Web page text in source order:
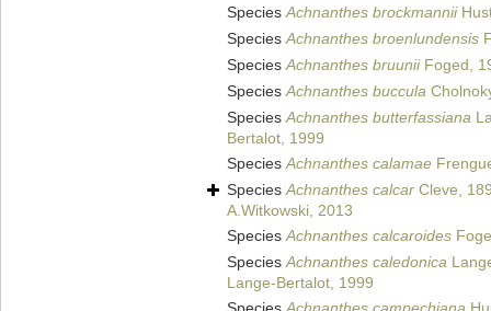
SpeciesAchnanthes brockmannii
SpeciesAchnanthes broenlundensis
SpeciesAchnanthes bruuniiFoged,
SpeciesAchnanthes buccula
SpeciesAchnanthes butterfassiana
Bertalot, 1999
SpeciesAchnanthes calamae
SpeciesAchnanthes calcar Cleve,
A.Witkowski, 2013
SpeciesAchnanthes calcaroides
SpeciesAchnanthes caledonica
Lange-Bertalot, 1999